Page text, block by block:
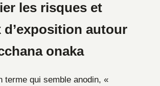
les risques et
d’exposition autour
onaka
terme qui semble anodin, «